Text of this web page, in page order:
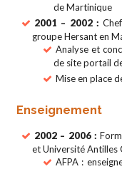
de Martinique
2001 – 2002 :
groupe Hersant en
Analyse et
de site portail
Mise en place
Enseignement
2002 – 2006 :
et Université Antilles
AFPA :